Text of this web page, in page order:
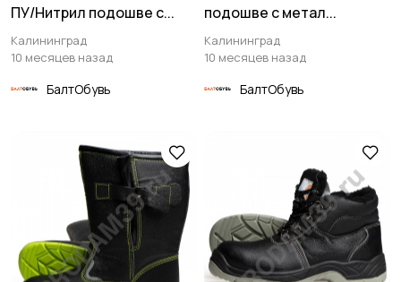
ПУ/Нитрил подошве с...
Калининград
10 месяцев назад
БалтОбувь
подошве с метал...
Калининград
10 месяцев назад
БалтОбувь